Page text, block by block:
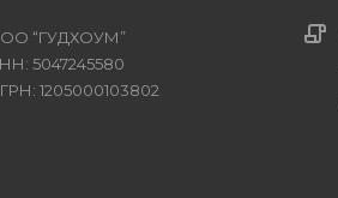
“ГУДХОУМ”
5047245580
1205000103802